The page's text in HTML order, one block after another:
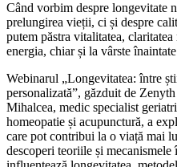
Când vorbim despre longevitate
prelungirea vieții, ci și despre
putem păstra vitalitatea,
energia, chiar și la vârste
Webinarul „Longevitatea: între
personalizată”, găzduit de
Mihalcea, medic specialist
homeopatie și acupunctură, a
care pot contribui la o viață mai
descoperi teoriile și